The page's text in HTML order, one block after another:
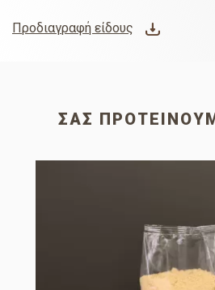
Προδιαγραφή είδους
ΣΑΣ